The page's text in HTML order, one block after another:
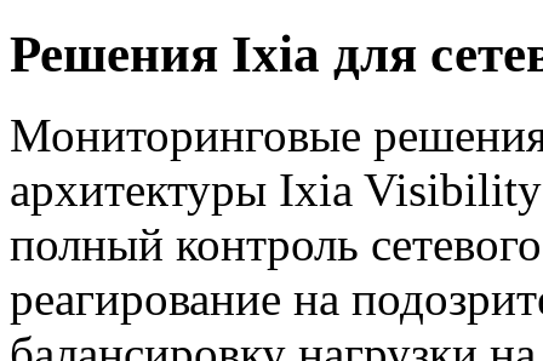
Решения Ixia для
Мониторинговые
архитектуры Ixia
полный контроль
реагирование на